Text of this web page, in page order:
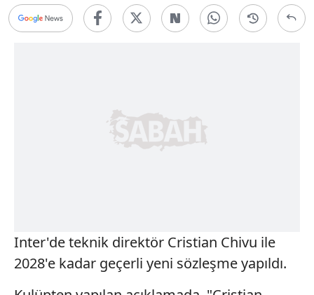
Inter'de teknik direktör Cristian Chivu ile
2028'e kadar geçerli yeni sözleşme yapıldı.